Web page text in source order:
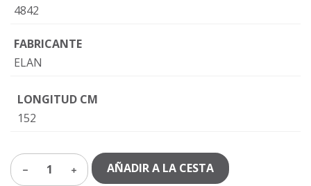
4842
FABRICANTE
ELAN
LONGITUD CM
152
1 AÑADIR A LA CESTA